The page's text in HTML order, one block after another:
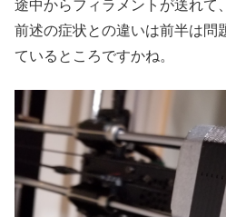
途中からフィラメントが送れて
前述の症状との違いは前半は問
ているところですかね。